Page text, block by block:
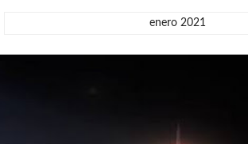
enero 2021